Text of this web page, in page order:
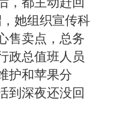
她组织宣传科
售卖点，总务
政总值班人员
护和苹果分
到深夜还没回